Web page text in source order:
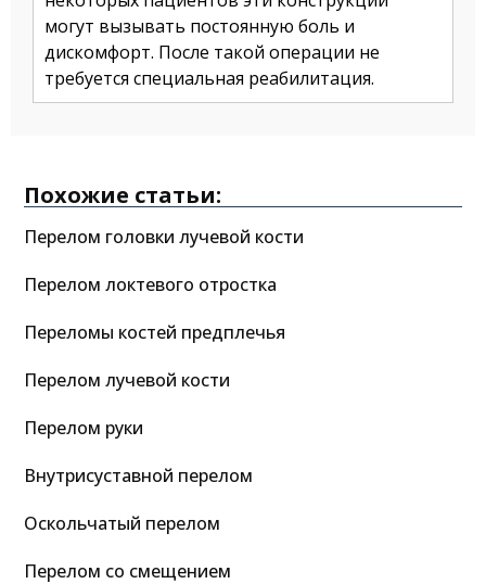
могут вызывать постоянную боль и
дискомфорт. После такой операции не
требуется специальная реабилитация.
Похожие статьи:
Перелом головки лучевой кости
Перелом локтевого отростка
Переломы костей предплечья
Перелом лучевой кости
Перелом руки
Внутрисуставной перелом
Оскольчатый перелом
Перелом со смещением